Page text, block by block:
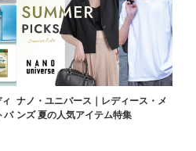
バ
ナノ・ユニバース｜レディース・メ
ンズ 夏の人気アイテム特集